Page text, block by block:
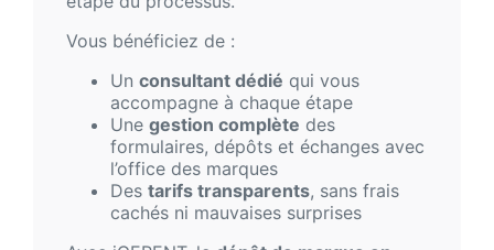
Vous bénéficiez de :
Un consultant dédié qui vous
accompagne à chaque étape
Une gestion complète des
formulaires, dépôts et échanges avec
l’office des marques
Des tarifs transparents, sans frais
cachés ni mauvaises surprises